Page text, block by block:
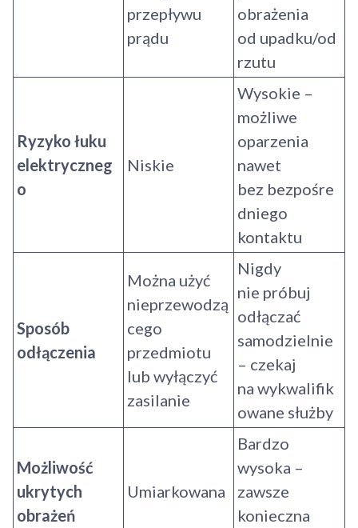
przepływu
prądu
obrażenia
od upadku/od
rzutu
Ryzyko łuku
elektryczneg
o
Niskie
Wysokie –
możliwe
oparzenia
nawet
bez bezpośre
dniego
kontaktu
Sposób
odłączenia
Można użyć
nieprzewodzą
cego
przedmiotu
lub wyłączyć
zasilanie
Nigdy
nie próbuj
odłączać
samodzielnie
– czekaj
na wykwalifik
owane służby
Możliwość
ukrytych
obrażeń
Umiarkowana
Bardzo
wysoka –
zawsze
konieczna